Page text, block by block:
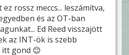
rossz meccs... leszámítva,
és az OT-ban
Ed Reed visszajött
az INT-ök is szebb
itt gond 😊